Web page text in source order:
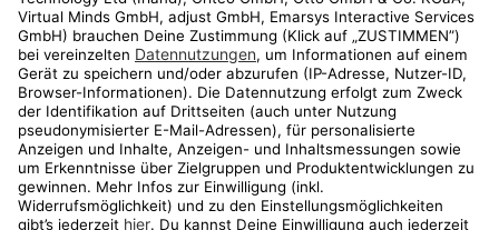
Shop
Aktionen
Travel